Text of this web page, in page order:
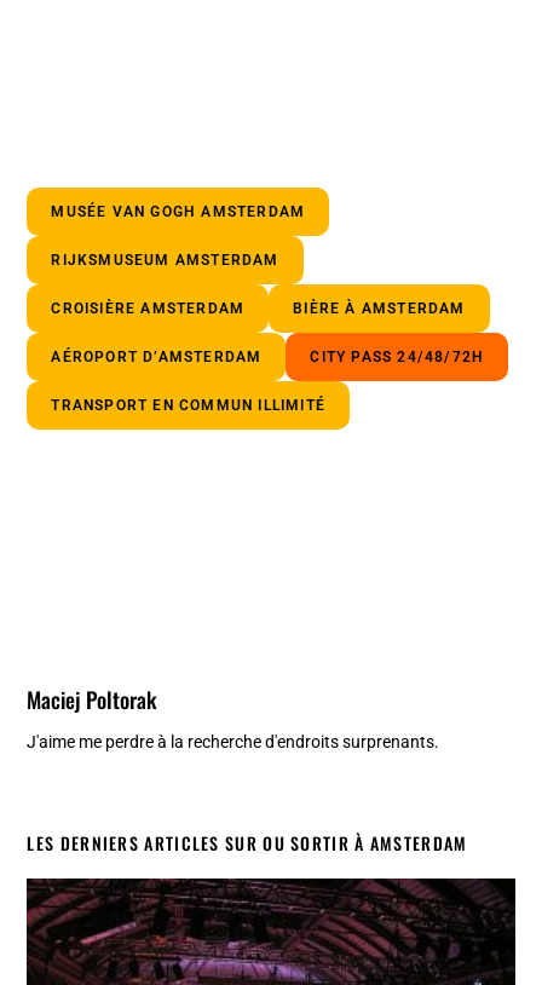
MUSÉE VAN GOGH AMSTERDAM
RIJKSMUSEUM AMSTERDAM
CROISIÈRE AMSTERDAM BIÈRE À AMSTERDAM
AÉROPORT D’AMSTERDAM CITY PASS 24/48/72H
TRANSPORT EN COMMUN ILLIMITÉ
Maciej Poltorak
J'aime me perdre à la recherche d'endroits surprenants.
LES DERNIERS ARTICLES SUR OU SORTIR À AMSTERDAM